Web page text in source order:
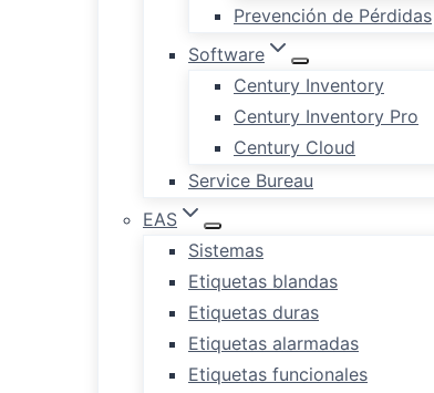
Prevención de Pérdidas
Software
Century Inventory
Century Inventory Pro
Century Cloud
Service Bureau
EAS
Sistemas
Etiquetas blandas
Etiquetas duras
Etiquetas alarmadas
Etiquetas funcionales